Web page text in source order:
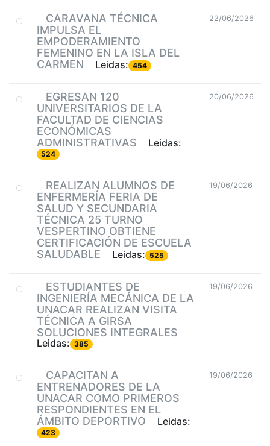
CARAVANA TÉCNICA
IMPULSA EL
EMPODERAMIENTO
FEMENINO EN LA ISLA DEL
CARMEN
Leidas: 454
22/06/2026
EGRESAN 120
UNIVERSITARIOS DE LA
FACULTAD DE CIENCIAS
ECONÓMICAS
ADMINISTRATIVAS
Leidas:
524
20/06/2026
REALIZAN ALUMNOS DE
ENFERMERÍA FERIA DE
SALUD Y SECUNDARIA
TÉCNICA 25 TURNO
VESPERTINO OBTIENE
CERTIFICACIÓN DE ESCUELA
SALUDABLE
Leidas: 525
19/06/2026
ESTUDIANTES DE
INGENIERÍA MECÁNICA DE LA
UNACAR REALIZAN VISITA
TÉCNICA A GIRSA
SOLUCIONES INTEGRALES
Leidas: 385
19/06/2026
CAPACITAN A
ENTRENADORES DE LA
UNACAR COMO PRIMEROS
RESPONDIENTES EN EL
ÁMBITO DEPORTIVO
Leidas:
423
19/06/2026